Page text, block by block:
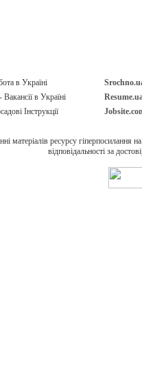
в Україні
- Вакансії в Україні
Інструкції
матеріалів ресурсу гіперпосилання
відповідальності за